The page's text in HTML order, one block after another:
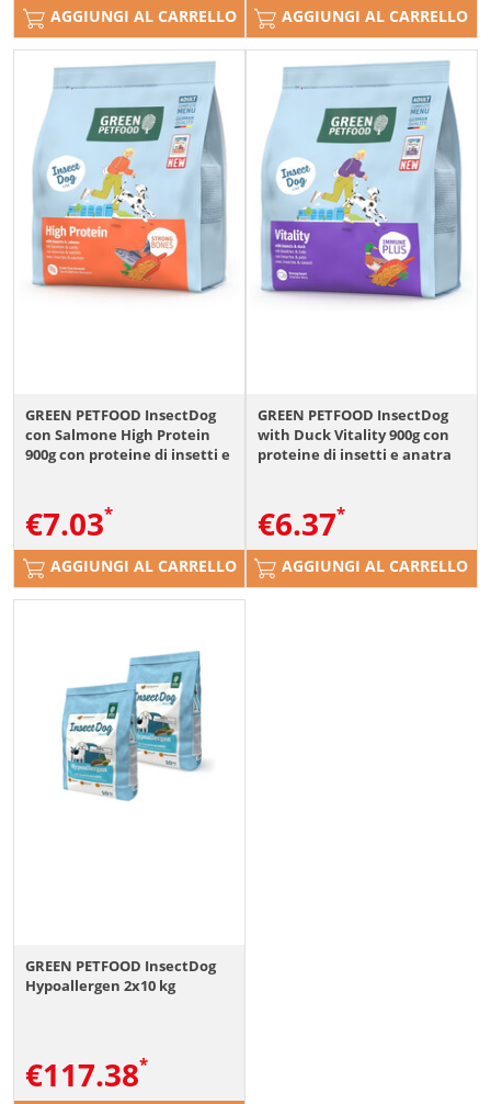
AGGIUNGI AL CARRELLO AGGIUNGI AL CARRELLO
GREEN PETFOOD InsectDog
con Salmone High Protein
900g con proteine di insetti e
€7.03
AGGIUNGI AL CARRELLO
GREEN PETFOOD InsectDog
with Duck Vitality 900g con
proteine di insetti e anatra
€6.37
AGGIUNGI AL CARRELLO
GREEN PETFOOD InsectDog
Hypoallergen 2x10 kg
€117.38